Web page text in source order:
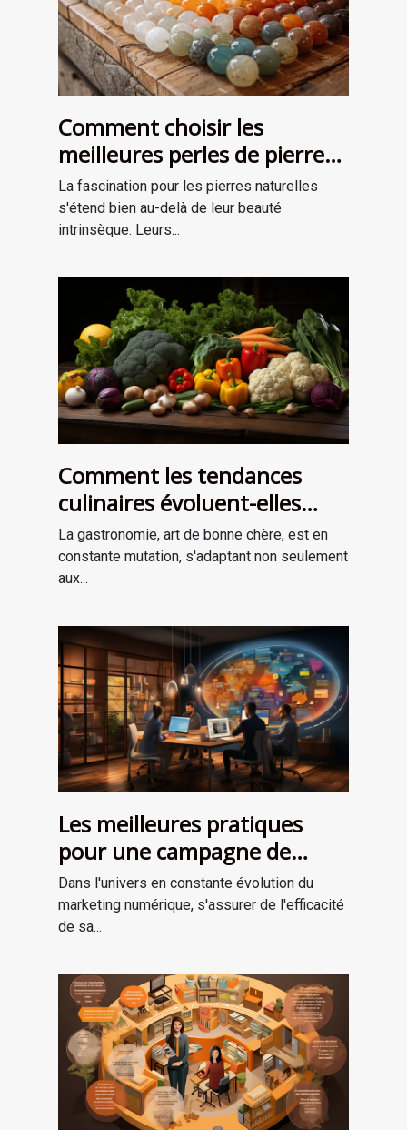
Comment choisir les
meilleures perles de pierre
naturelle pour vos projets de
bijouterie et de lithothérapie
La fascination pour les pierres naturelles
s'étend bien au-delà de leur beauté
intrinsèque. Leurs...
Comment les tendances
culinaires évoluent-elles
avec les saisons ?
La gastronomie, art de bonne chère, est en
constante mutation, s'adaptant non seulement
aux...
Les meilleures pratiques
pour une campagne de
marketing numérique
réussie
Dans l'univers en constante évolution du
marketing numérique, s'assurer de l'efficacité
de sa...